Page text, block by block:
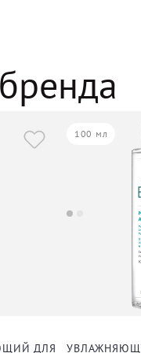
ДЛЯ
100 мл